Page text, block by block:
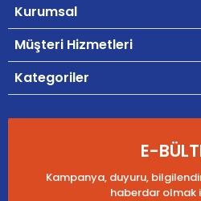
Kurumsal
Müşteri Hizmetleri
Kategoriler
E-
Kampanya, duyuru,
haberdar olmak